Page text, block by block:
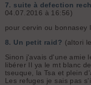
7. suite à defection
04.07.2016 à 16:56)
pour cervin ou bonnasey
8. Un petit raid? (altori
Sinon j'avais d'une amie
libérer Il ya le mt blanc
tseuque, la Tsa et plein
Les refuges je sais pas